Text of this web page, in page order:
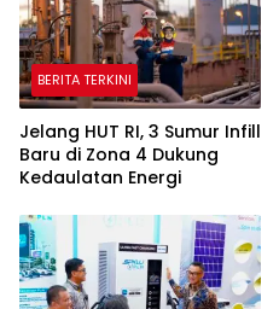
BERITA TERKINI
Jelang HUT RI, 3 Sumur Infill
Baru di Zona 4 Dukung
Kedaulatan Energi